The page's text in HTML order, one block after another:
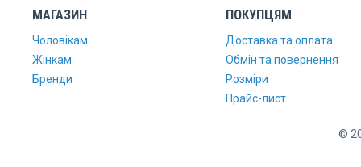
МАГАЗИН
Чоловікам
Жінкам
Бренди
ПОКУПЦЯМ
Доставка та оплата
Обмін та повернення
Розміри
Прайс-лист
©